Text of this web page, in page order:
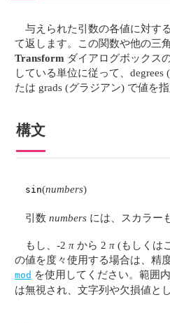
与えられた引数の各値に対す
て返します。この関数や他の三
Transform ダイアログボックス
している単位に従って、degrees
たは grads (グラジアン) で値を
構文
sin(numbers)
引数numbers には、スカラー
もし、-2π から 2π (もしくは
の値を度々使用する場合は、精
mod を使用してください。範囲
は無視され、文字列や欠損値と